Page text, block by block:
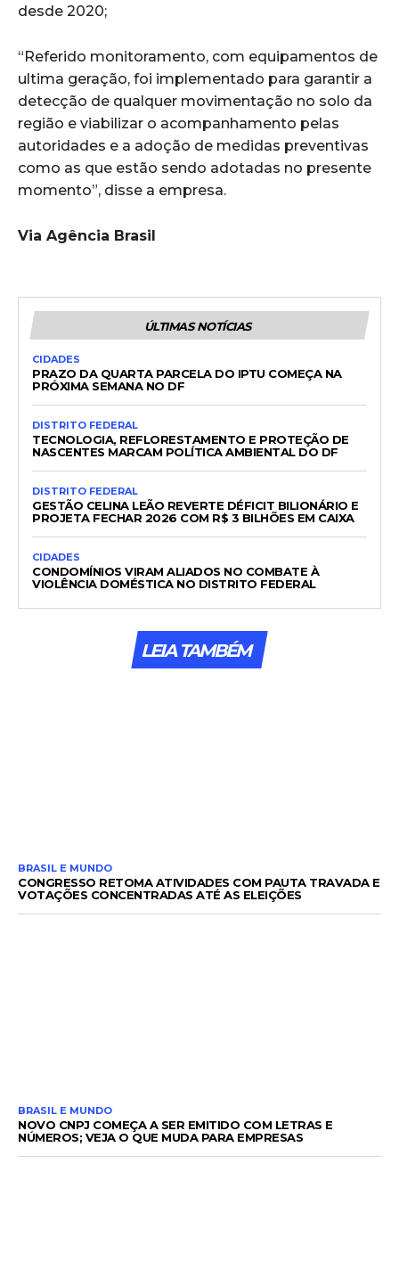
desde 2020;
“Referido monitoramento, com equipamentos de
ultima geração, foi implementado para garantir a
detecção de qualquer movimentação no solo da
região e viabilizar o acompanhamento pelas
autoridades e a adoção de medidas preventivas
como as que estão sendo adotadas no presente
momento”, disse a empresa.
Via Agência Brasil
ÚLTIMAS NOTÍCIAS
CIDADES
PRAZO DA QUARTA PARCELA DO IPTU COMEÇA NA
PRÓXIMA SEMANA NO DF
DISTRITO FEDERAL
TECNOLOGIA, REFLORESTAMENTO E PROTEÇÃO DE
NASCENTES MARCAM POLÍTICA AMBIENTAL DO DF
DISTRITO FEDERAL
GESTÃO CELINA LEÃO REVERTE DÉFICIT BILIONÁRIO E
PROJETA FECHAR 2026 COM R$ 3 BILHÕES EM CAIXA
CIDADES
CONDOMÍNIOS VIRAM ALIADOS NO COMBATE À
VIOLÊNCIA DOMÉSTICA NO DISTRITO FEDERAL
LEIA TAMBÉM
BRASIL E MUNDO
CONGRESSO RETOMA ATIVIDADES COM PAUTA TRAVADA E
VOTAÇÕES CONCENTRADAS ATÉ AS ELEIÇÕES
BRASIL E MUNDO
NOVO CNPJ COMEÇA A SER EMITIDO COM LETRAS E
NÚMEROS; VEJA O QUE MUDA PARA EMPRESAS